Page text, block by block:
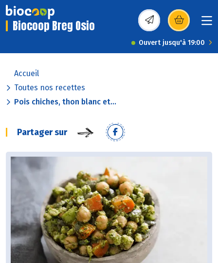
Biocoop Breg Osio (s’ouvre dans une
Ouvert jusqu'à 19:00
Accueil
Toutes nos recettes
Pois chiches, thon blanc et...
Partager sur